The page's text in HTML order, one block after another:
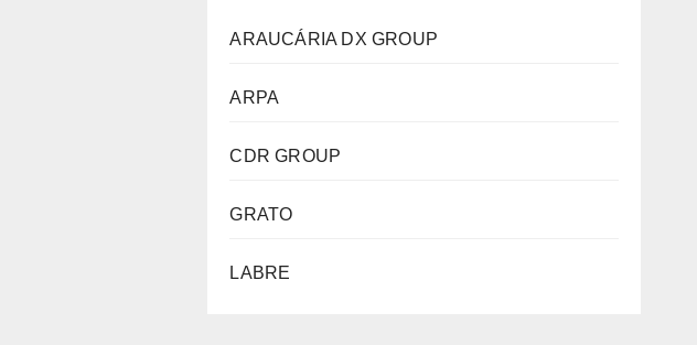
ARAUCÁRIA DX GROUP
ARPA
CDR GROUP
GRATO
LABRE